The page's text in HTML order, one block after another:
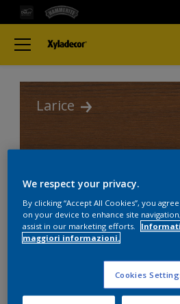
Larice
Trova i migliori
tuoi progetti
2product Found
We respect your privacy.
By clicking “Accept All Cookies”, you
on your device to enhance site
assist in our marketing efforts.
maggiori informazioni.
Cookies